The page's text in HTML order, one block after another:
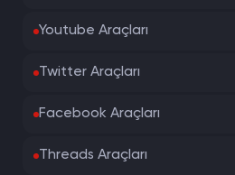
Youtube Araçları
Twitter Araçları
Facebook Araçları
Threads Araçları